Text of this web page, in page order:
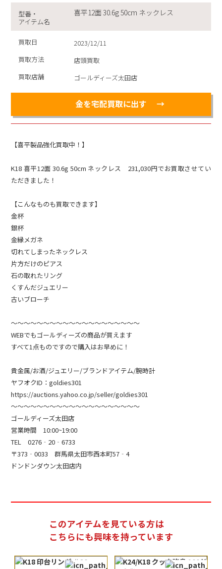
型番・
アイテム名
喜平12面 30.6g 50cm ネックレス
買取日
2023/12/11
買取方法
店頭買取
買取店舗
ゴールディーズ太田店
金を宅配買取に出す
【喜平製品強化買取中！】
K18 喜平12面 30.6g 50cm ネックレス 231,030円でお買取させてい
ただきました！
【こんなものも買取できます】
金杯
銀杯
金縁メガネ
切れてしまったネックレス
片方だけのピアス
石の取れたリング
くすんだジュエリー
古いブローチ
～～～～～～～～～～～～～～～～～～～～
WEBでもゴールディーズの商品が買えます
すべて1点ものですので購入はお早めに！
貴金属/お酒/ジュエリー/ブランドアイテム/腕時計
ヤフオクID：goldies301
https://auctions.yahoo.co.jp/seller/goldies301
～～～～～～～～～～～～～～～～～～～～
ゴールディーズ太田店
営業時間 10:00~19:00
TEL 0276‐20‐6733
〒373‐0033 群馬県太田市西本町57‐4
ドンドンダウン太田店内
このアイテムを見ている方は
こちらにも興味を持っています